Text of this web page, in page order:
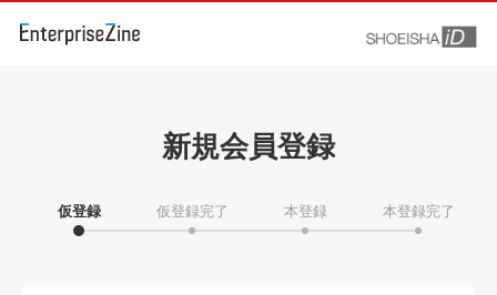
新規会員登録
仮登録 仮登録完了 本登録 本登録完了